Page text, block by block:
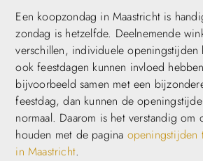
Een koopzondag in Maastricht is
zondag is hetzelfde. Deelnemende
verschillen, individuele openingstijden
ook feestdagen kunnen invloed
bijvoorbeeld samen met een
feestdag, dan kunnen de
normaal. Daarom is het verstandig om
houden met de pagina openingstijden
in Maastricht.